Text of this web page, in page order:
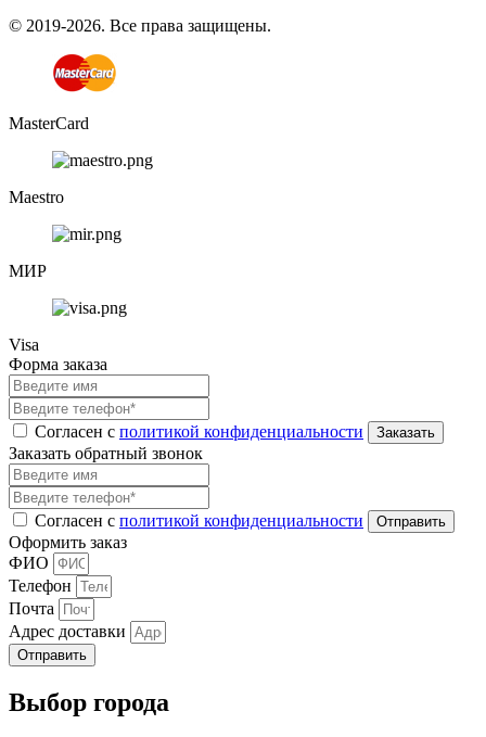
© 2019-2026. Все права защищены.
MasterCard
Maestro
МИР
Visa
Форма заказа
Согласен с политикой конфиденциальности
Заказать обратный звонок
Согласен с политикой конфиденциальности
Оформить заказ
ФИО
Телефон
Почта
Адрес доставки
Отправить
Выбор города